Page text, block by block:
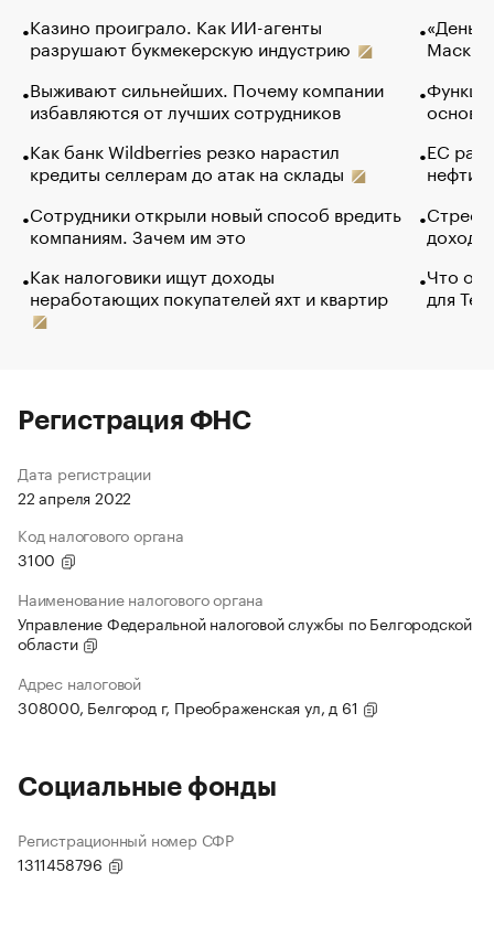
Казино проиграло. Как ИИ-агенты
разрушают букмекерскую индустрию
Выживают сильнейших. Почему компании
избавляются от лучших сотрудников
Как банк Wildberries резко нарастил
кредиты селлерам до атак на склады
Сотрудники открыли новый способ вредить
компаниям. Зачем им это
Как налоговики ищут доходы
неработающих покупателей яхт и квартир
Маск в
основ
ЕС
нефти
Что
для
Регистрация ФНС
Дата регистрации
22 апреля 2022
Код налогового органа
3100
Наименование налогового органа
Управление Федеральной налоговой службы по Белгородской
области
Адрес налоговой
308000, Белгород г, Преображенская ул, д 61
Социальные фонды
Регистрационный номер СФР
1311458796